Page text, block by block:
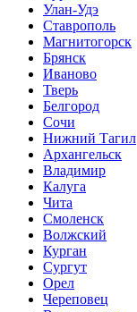
Улан-Удэ
Ставрополь
Магнитогорск
Брянск
Иваново
Тверь
Белгород
Сочи
Нижний Тагил
Архангельск
Владимир
Калуга
Чита
Смоленск
Волжский
Курган
Сургут
Орел
Череповец